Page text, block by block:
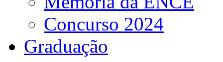
Concurso 2024
Graduação